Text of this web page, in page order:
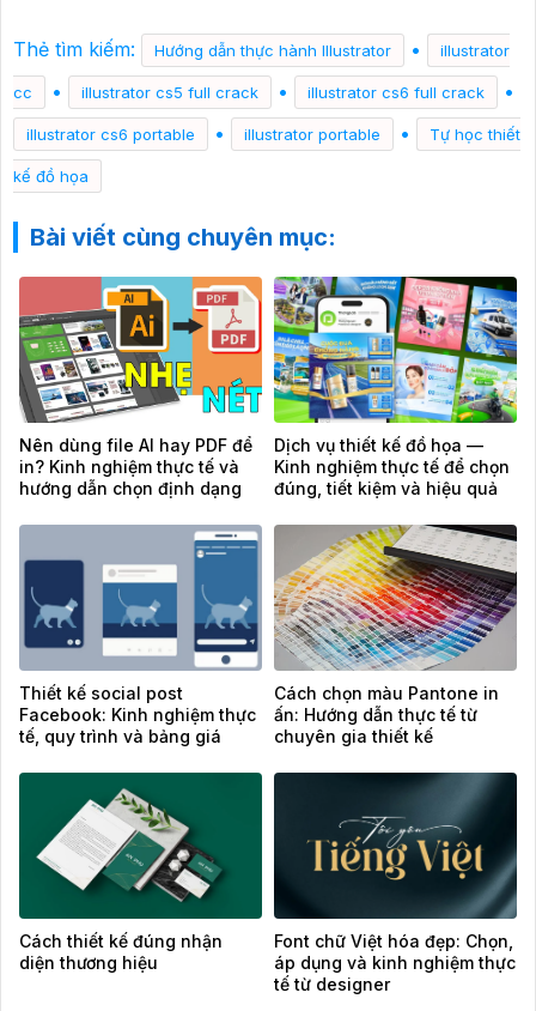
Thẻ tìm kiếm: Hướng dẫn thực hành Illustrator • illustrator
cc • illustrator cs5 full crack • illustrator cs6 full crack •
illustrator cs6 portable • illustrator portable • Tự học thiết
kế đồ họa
Bài viết cùng chuyên mục:
Nên dùng file AI hay PDF để
in? Kinh nghiệm thực tế và
hướng dẫn chọn định dạng
Dịch vụ thiết kế đồ họa —
Kinh nghiệm thực tế để chọn
đúng, tiết kiệm và hiệu quả
Thiết kế social post
Facebook: Kinh nghiệm thực
tế, quy trình và bảng giá
Cách chọn màu Pantone in
ấn: Hướng dẫn thực tế từ
chuyên gia thiết kế
Cách thiết kế đúng nhận
diện thương hiệu
Font chữ Việt hóa đẹp: Chọn,
áp dụng và kinh nghiệm thực
tế từ designer